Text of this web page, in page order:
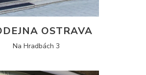
OSTRAVA
Na Hradbách 3